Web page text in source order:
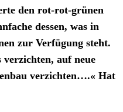
den rot-rot-grünen
dessen, was in
zur Verfügung steht.
auf neue
verzichten….« Hat